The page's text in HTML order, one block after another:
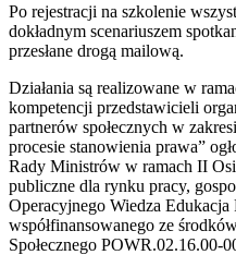
Po rejestracji na szkolenie
dokładnym scenariuszem
przesłane drogą mailową.
Działania są realizowane w
kompetencji przedstawicieli
partnerów społecznych w
procesie stanowienia prawa”
Rady Ministrów w ramach II
publiczne dla rynku pracy,
Operacyjnego Wiedza
współfinansowanego ze
Społecznego POWR.02.16.00-